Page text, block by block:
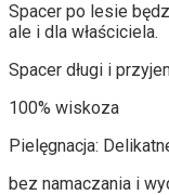
Spacer po lesie
ale i dla właściciela.
Spacer długi i
100% wiskoza
Pielęgnacja:
bez namaczania i